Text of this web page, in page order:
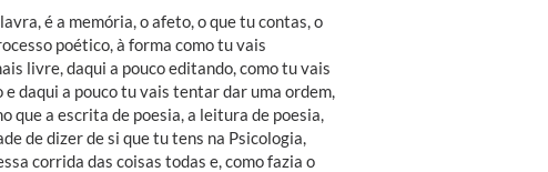
é a memória, o afeto, o que tu contas, o
poético, à forma como tu vais
livre, daqui a pouco editando, como tu vais
daqui a pouco tu vais tentar dar uma ordem,
que a escrita de poesia, a leitura de poesia,
de dizer de si que tu tens na Psicologia,
corrida das coisas todas e, como fazia o